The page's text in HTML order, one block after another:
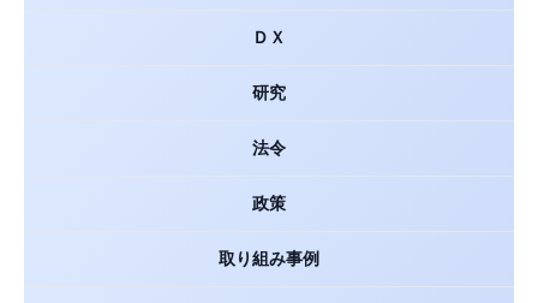
ＤＸ
研究
法令
政策
取り組み事例